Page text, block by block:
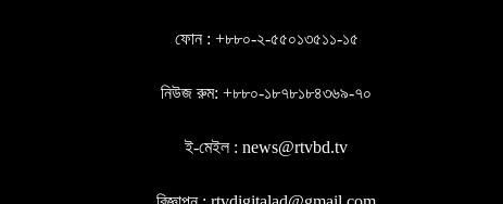
ফোন : +৮৮০-২-৫৫০১৩৫১১-১৫
নিউজ রুম: +৮৮০-১৮৭৮১৮৪৩৬৯-৭০
ই-মেইল : news@rtvbd.tv